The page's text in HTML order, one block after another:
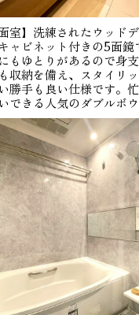
室】洗練されたウッドデ
ャビネット付きの5面鏡
もゆとりがあるので身
収納を備え、スタイリ
勝手も良い仕様です。
できる人気のダブルボウ